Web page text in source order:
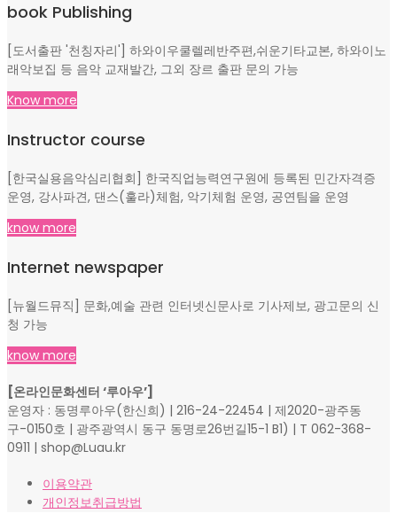
book Publishing
[도서출판 '천칭자리'] 하와이우쿨렐레반주편,쉬운기타교본, 하와이노
래악보집 등 음악 교재발간, 그외 장르 출판 문의 가능
Know more
Instructor course
[한국실용음악심리협회] 한국직업능력연구원에 등록된 민간자격증
운영, 강사파견, 댄스(훌라)체험, 악기체험 운영, 공연팀을 운영
know more
Internet newspaper
[뉴월드뮤직] 문화,예술 관련 인터넷신문사로 기사제보, 광고문의 신
청 가능
know more
[온라인문화센터 ‘루아우’]
운영자 : 동명루아우(한신희) | 216-24-22454 | 제2020-광주동
구-0150호 | 광주광역시 동구 동명로26번길15-1 B1) | T 062-368-
0911 | shop@Luau.kr
이용약관
개인정보취급방법